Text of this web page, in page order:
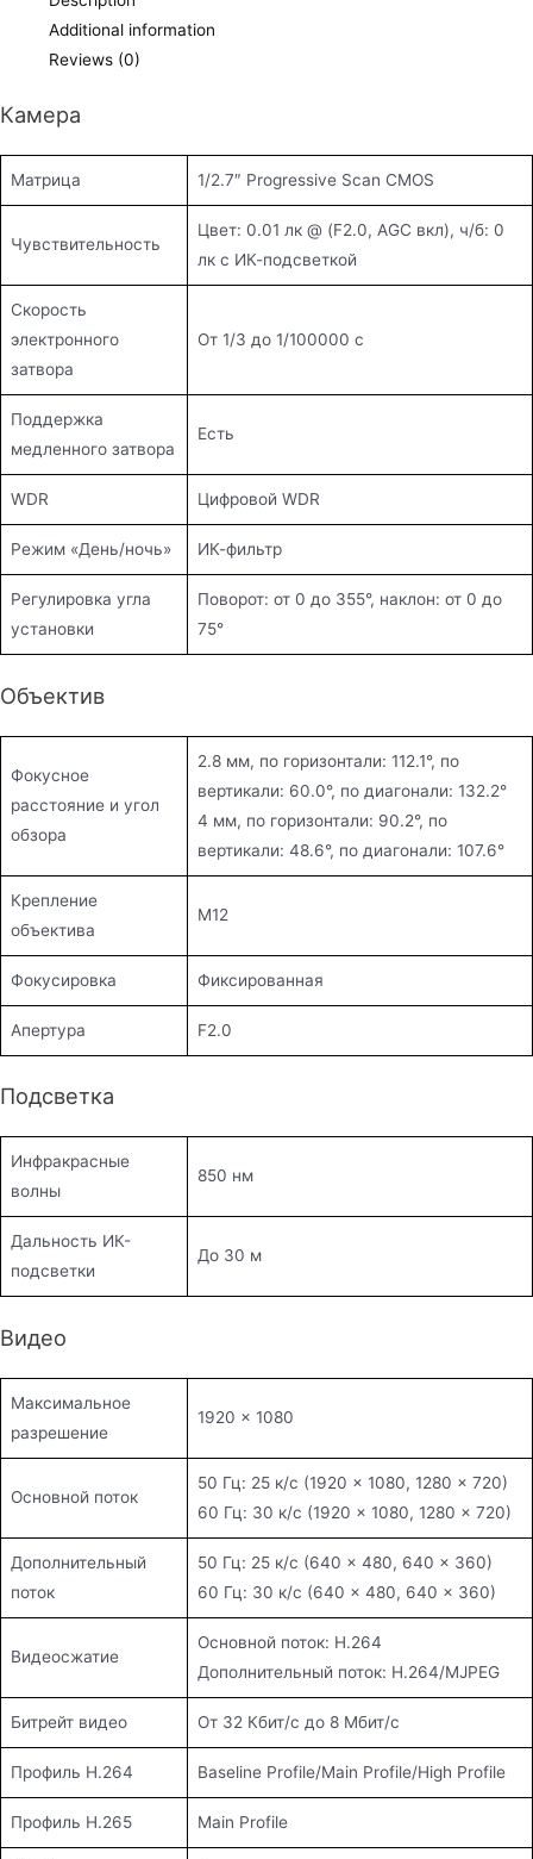
Additional information
Reviews (0)
Камера
Матрица 1/2.7″ Progressive Scan CMOS
Чувствительность
Цвет: 0.01 лк @ (F2.0, AGC вкл), ч/б: 0
лк с ИК-подсветкой
Скорость
электронного
затвора
От 1/3 до 1/100000 с
Поддержка
медленного затвора
Есть
WDR Цифровой WDR
Режим «День/ночь» ИК-фильтр
Регулировка угла
установки
Поворот: от 0 до 355°, наклон: от 0 до
75°
Объектив
Фокусное
расстояние и угол
обзора
2.8 мм, по горизонтали: 112.1°, по
вертикали: 60.0°, по диагонали: 132.2°
4 мм, по горизонтали: 90.2°, по
вертикали: 48.6°, по диагонали: 107.6°
Крепление
объектива
M12
Фокусировка Фиксированная
Апертура F2.0
Подсветка
Инфракрасные
волны
850 нм
Дальность ИК-
подсветки
До 30 м
Видео
Максимальное
разрешение
1920 × 1080
Основной поток
50 Гц: 25 к/с (1920 × 1080, 1280 × 720)
60 Гц: 30 к/с (1920 × 1080, 1280 × 720)
Дополнительный
поток
50 Гц: 25 к/с (640 × 480, 640 × 360)
60 Гц: 30 к/с (640 × 480, 640 × 360)
Видеосжатие
Основной поток: H.264
Дополнительный поток: H.264/MJPEG
Битрейт видео От 32 Кбит/с до 8 Мбит/с
Профиль H.264 Baseline Profile/Main Profile/High Profile
Профиль H.265 Main Profile